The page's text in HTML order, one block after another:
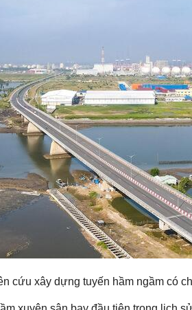
cứu xây dựng tuyến hầm ngầm có